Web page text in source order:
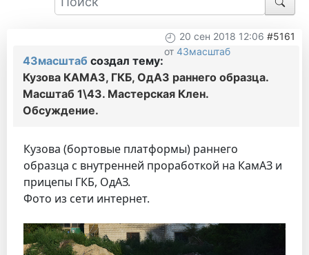
20 сен 2018 12:06 #5161
от 43масштаб
43масштаб создал тему:
Кузова КАМАЗ, ГКБ, ОдАЗ раннего образца.
Масштаб 1\43. Мастерская Клен.
Обсуждение.
Кузова (бортовые платформы) раннего
образца с внутренней проработкой на КамАЗ и
прицепы ГКБ, ОдАЗ.
Фото из сети интернет.